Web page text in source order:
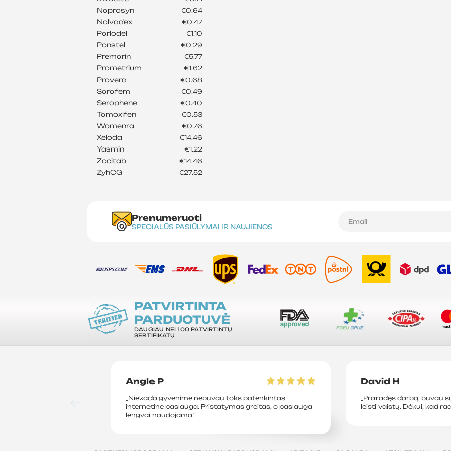
Naprosyn €0.64
Nolvadex €0.47
Parlodel €1.10
Ponstel €0.29
Premarin €5.77
Prometrium €1.62
Provera €0.68
Sarafem €0.49
Serophene €0.40
Tamoxifen €0.53
Womenra €0.76
Xeloda €14.46
Yasmin €1.22
Zocitab €14.46
ZyhCG €27.52
Prenumeruoti
SPECIALŪS PASIŪLYMAI IR NAUJIENOS
PATVIRTINTA
PARDUOTUVĖ
DAUGIAU NEI 100 PATVIRTINTŲ
SERTIFIKATŲ
Angle P
„Niekada gyvenime nebuvau toks patenkintas
internetine paslauga. Pristatymas greitas, o paslauga
lengvai naudojama.“
David H
„Praradęs darbą, buvau
leisti vaistų. Dėkui, kad